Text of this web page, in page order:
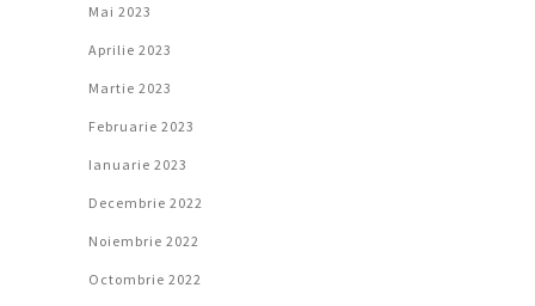
Mai 2023
Aprilie 2023
Martie 2023
Februarie 2023
Ianuarie 2023
Decembrie 2022
Noiembrie 2022
Octombrie 2022